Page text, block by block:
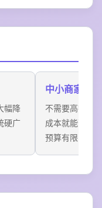
幅降
硬广
中小商家运营
不需要高额的
成本就能落地
预算有限的个